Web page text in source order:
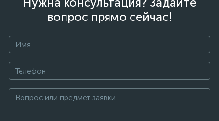
вопрос прямо сейчас!